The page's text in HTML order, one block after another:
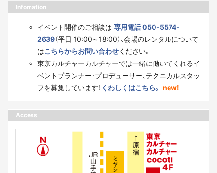
Infomation
イベント開催のご相談は 専用電話 050-5574-
2639（平日 10:00～18:00）、会場のレンタルについて
はこちらからお問い合わせください。
東京カルチャーカルチャーでは一緒に働いてくれるイ
ベントプランナー・プロデューサー、テクニカルスタッ
フを募集しています！ くわしくはこちら。 new!
Access